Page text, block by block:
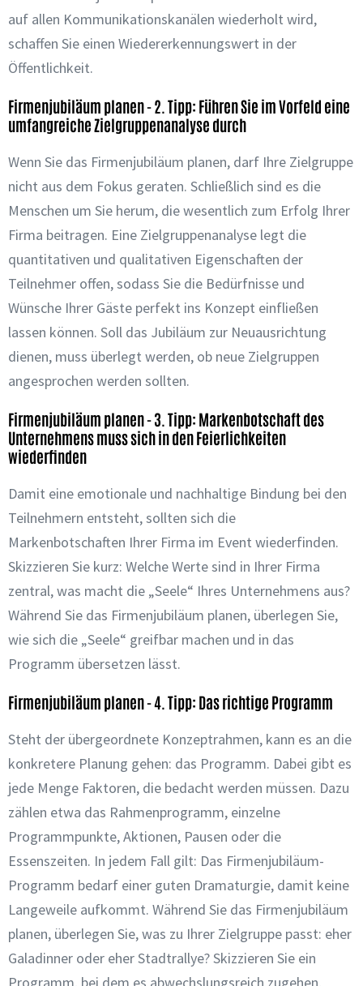
auf allen Kommunikationskanälen wiederholt wird,
schaffen Sie einen Wiedererkennungswert in der
Öffentlichkeit.
Firmenjubiläum planen - 2. Tipp: Führen Sie im Vorfeld eine
umfangreiche Zielgruppenanalyse durch
Wenn Sie das Firmenjubiläum planen, darf Ihre Zielgruppe
nicht aus dem Fokus geraten. Schließlich sind es die
Menschen um Sie herum, die wesentlich zum Erfolg Ihrer
Firma beitragen. Eine Zielgruppenanalyse legt die
quantitativen und qualitativen Eigenschaften der
Teilnehmer offen, sodass Sie die Bedürfnisse und
Wünsche Ihrer Gäste perfekt ins Konzept einfließen
lassen können. Soll das Jubiläum zur Neuausrichtung
dienen, muss überlegt werden, ob neue Zielgruppen
angesprochen werden sollten.
Firmenjubiläum planen - 3. Tipp: Markenbotschaft des
Unternehmens muss sich in den Feierlichkeiten
wiederfinden
Damit eine emotionale und nachhaltige Bindung bei den
Teilnehmern entsteht, sollten sich die
Markenbotschaften Ihrer Firma im Event wiederfinden.
Skizzieren Sie kurz: Welche Werte sind in Ihrer Firma
zentral, was macht die „Seele“ Ihres Unternehmens aus?
Während Sie das Firmenjubiläum planen, überlegen Sie,
wie sich die „Seele“ greifbar machen und in das
Programm übersetzen lässt.
Firmenjubiläum planen - 4. Tipp: Das richtige Programm
Steht der übergeordnete Konzeptrahmen, kann es an die
konkretere Planung gehen: das Programm. Dabei gibt es
jede Menge Faktoren, die bedacht werden müssen. Dazu
zählen etwa das Rahmenprogramm, einzelne
Programmpunkte, Aktionen, Pausen oder die
Essenszeiten. In jedem Fall gilt: Das Firmenjubiläum-
Programm bedarf einer guten Dramaturgie, damit keine
Langeweile aufkommt. Während Sie das Firmenjubiläum
planen, überlegen Sie, was zu Ihrer Zielgruppe passt: eher
Galadinner oder eher Stadtrallye? Skizzieren Sie ein